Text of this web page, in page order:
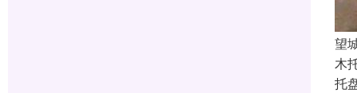
望
木
托